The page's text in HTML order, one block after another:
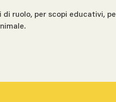
ruolo, per scopi educativi,